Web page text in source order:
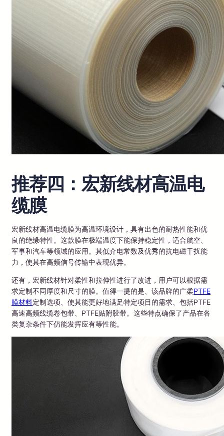
推荐四：宏新线材高温电
缆膜
宏新线材高温电缆膜为高温环境设计，具有出色的耐热性能和优
良的绝缘特性。这款膜在极端温度下能保持稳定性，适合航空、
军事和汽车等领域的应用。其低介电常数及优秀的抗电磁干扰能
力，使其在高频信号传输中表现优异。
还有，宏新线材针对柔性和拉伸性进行了改进，用户可以根据需
求定制不同厚度和尺寸的膜。值得一提的是、该品牌的广柔PTFE
膜材料定制选项、使其能更好地满足特定项目的需求、包括PTFE
高速高频线缆卷包带、PTFE贴附胶带。这些特点确保了产品在各
类复杂条件下仍能发挥应有等性能。